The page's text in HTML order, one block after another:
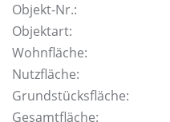
Objekt-Nr.:
Objektart:
Wohnfläche:
Nutzfläche:
Grundstücksfläche:
Gesamtfläche: